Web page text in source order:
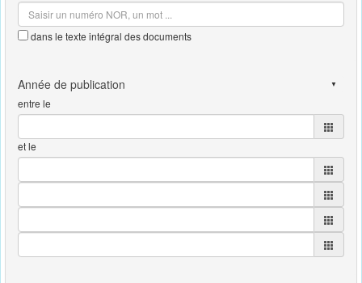
dans le texte intégral des documents
entre le
et le